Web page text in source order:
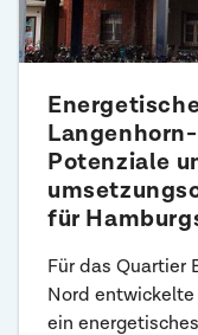
Potenziale
für
Für das Quartier
Nord entwickelte
ein